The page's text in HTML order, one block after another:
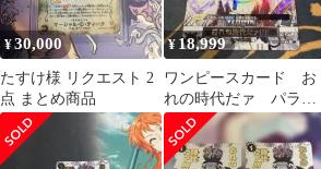
¥30,000
たすけ様 リクエスト 2
点 まとめ商品
¥ 18,999
ワンピースカード お
れの時代だァ パラレ
ル sp OP09-096